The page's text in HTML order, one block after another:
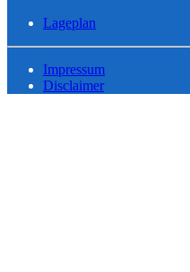
Lageplan
Impressum
Disclaimer